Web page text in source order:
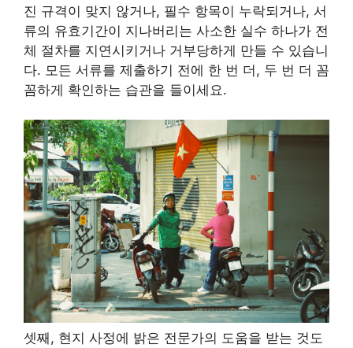
진 규격이 맞지 않거나, 필수 항목이 누락되거나, 서
류의 유효기간이 지나버리는 사소한 실수 하나가 전
체 절차를 지연시키거나 거부당하게 만들 수 있습니
다. 모든 서류를 제출하기 전에 한 번 더, 두 번 더 꼼
꼼하게 확인하는 습관을 들이세요.
셋째, 현지 사정에 밝은 전문가의 도움을 받는 것도